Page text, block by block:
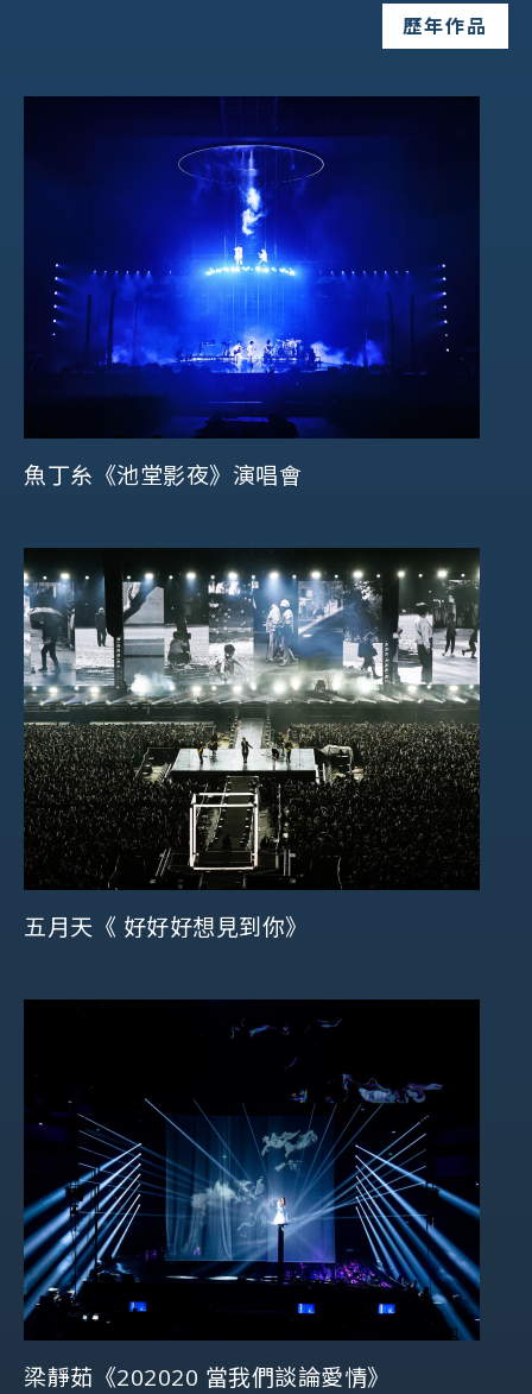
歷年作品
魚丁糸《池堂影夜》演唱會
五月天《 好好好想見到你》
梁靜茹《202020 當我們談論愛情》